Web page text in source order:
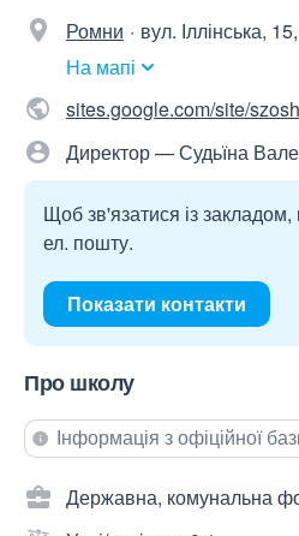
Ромни
вул. Іллінська,
На мапі
sites.google.com/site/
Директор — Судьїна
Щоб зв'язатися із закладом,
ел. пошту.
Показати контакти
Про школу
Інформація з офіційної
Державна, комунальна